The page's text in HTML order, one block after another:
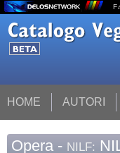
HOME AUTORI
Opera - NILF: